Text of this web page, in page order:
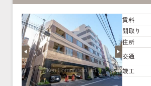
賃料
間取り
住所
交通
竣工